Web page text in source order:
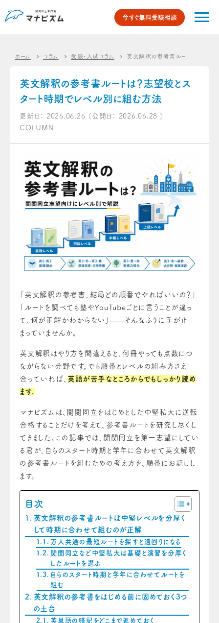
今すぐ無料受験相談
ホーム コラム 受験・入試コラム 英文解釈の参考書ルートは？志望
英文解釈の参考書ルートは？志望校とス
タート時期でレベル別に組む方法
更新日： 2026.06.26 （公開日： 2026.06.28 ）
COLUMN
「英文解釈の参考書、結局どの順番でやればいいの？」
「ルートを調べても塾やYouTubeごとに言うことが違っ
て、何が正解かわからない」——そんなふうに手が止
まっていませんか。
英文解釈はやり方を間違えると、何冊やっても点数につ
ながらない分野です。でも順番とレベルの組み方さえ
合っていれば、 英語が苦手なところからでもしっかり読め
ます。
マナビズムは、関関同立をはじめとした中堅私大に逆転
合格することだけを考えて、参考書ルートを研究し尽くし
てきました。この記事では、関関同立を第一志望にしてい
る君が、自らのスタート時期と学年に合わせて英文解釈
の参考書ルートを組むための考え方を、順番にお話しし
ます。
目次
英文解釈の参考書ルートは中堅レベルを分厚く
して時期に合わせて組むのが正解
万人共通の最短ルートを探すと遠回りになる
関関同立など中堅私大は基礎と演習を分厚く
したルートを選ぶ
自らのスタート時期と学年に合わせてルートを
組む
英文解釈の参考書をはじめる前に固めておく3つ
の土台
英単語の暗記をどこまで進めておく